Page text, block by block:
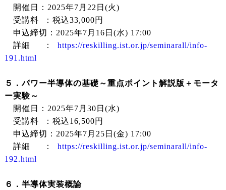
開催日：2025年7月22日(火)
受講料 ：税込33,000円
申込締切：2025年7月16日(水) 17:00
詳細 ： https://reskilling.ist.or.jp/seminarall/info-
191.html
５．パワー半導体の基礎～重点ポイント解説版＋モータ
ー実験～
開催日：2025年7月30日(水)
受講料 ：税込16,500円
申込締切：2025年7月25日(金) 17:00
詳細 ： https://reskilling.ist.or.jp/seminarall/info-
192.html
６．半導体実装概論